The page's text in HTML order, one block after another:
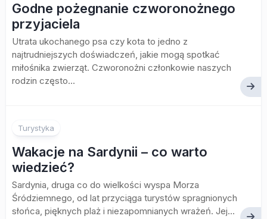
Godne pożegnanie czworonożnego
przyjaciela
Utrata ukochanego psa czy kota to jedno z
najtrudniejszych doświadczeń, jakie mogą spotkać
miłośnika zwierząt. Czworonożni członkowie naszych
rodzin często...
Turystyka
Wakacje na Sardynii – co warto
wiedzieć?
Sardynia, druga co do wielkości wyspa Morza
Śródziemnego, od lat przyciąga turystów spragnionych
słońca, pięknych plaż i niezapomnianych wrażeń. Jej...